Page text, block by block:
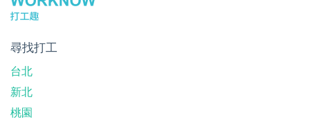
尋找打工
台北
新北
桃園